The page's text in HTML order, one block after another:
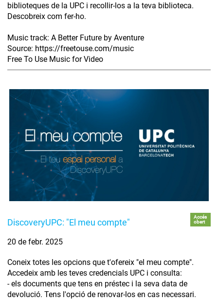
biblioteques de la UPC i recollir-los a la teva biblioteca.
Descobreix com fer-ho.
Music track: A Better Future by Aventure
Source: https://freetouse.com/music
Free To Use Music for Video
DiscoveryUPC: "El meu compte"
Accés
obert
20 de febr. 2025
Coneix totes les opcions que t'ofereix "el meu compte".
Accedeix amb les teves credencials UPC i consulta:
- els documents que tens en préstec i la seva data de
devolució. Tens l'opció de renovar-los en cas necessari.